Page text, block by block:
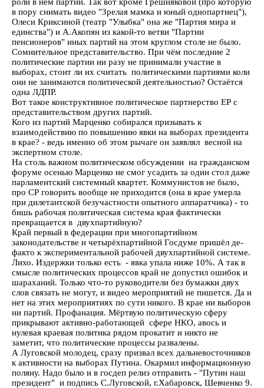
в пору снимать видео "Зрелая мамка и юный однопартиец"),
Олеси Криксиной (театр "Улыбка" она же "Партия мира и
единства") и А.Акопян из какой-то ветви "Партии
пенсионеров" иных партий на этом круглом столе не было.
Сомнительное представительство. При чём последние 2
политические партии ни разу не принимали участие в
выборах, стоит ли их считать политическими партиями коли
они не занимаются политической деятельностью? Остаётся
одна ЛДПР.
Вот такое конструктивное политическое партнерство ЕР с
представительством других партий.
Кого из партий Марценко собирался призывать к
взаимодействию по повышению явки на выборах президента
в крае? - ведь именно об этом рычаге он заявлял весной на
экспертном столе.
На столь важном политическом обсуждении на гражданском
форуме осенью Марценко не смог усадить за один стол даже
парламентский системный квартет. Коммунистов не было,
про СР говорить вообще не приходится (она в крае умерла
при дилетантской безучастности опытного аппаратчика) - то
бишь рабочая политическая система края фактически
превращается в двухпартийную?
Край первый в федерации при многопартийном
законодательстве и четырёхпартийной Госдуме пришёл де-
факто к экспериментальной рабочей двухпартийной системе.
Лихо. Издержки только есть - явка упала ниже 10%. А так в
смысле политических процессов край не допустил ошибок и
шараханий. Только что-то руководители без бумажки двух
слов связать не могут, и видео мероприятий не пишется. Да и
нет на этих мероприятиях по сути никого. В крае ни выборов
ни партий. Профанация. Мёртвую политическую сферу
прикрывают активно-работающей сфере НКО, авось и
нулевая краевая политика рядом прокатит и никто не
заметит, что политические процессы развалены.
А Луговской молодец, сразу призвал всех дальневосточников
к активности на выборах Путина. Окармил информационную
поляну. Надо было и в госдеп релиз отправить - "Путин наш
президент" и подпись С.Луговской, г.Хабаровск, Шевченко 9.